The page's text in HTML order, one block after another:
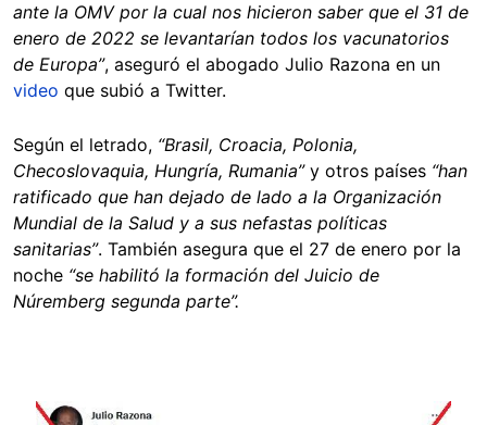
ante la OMV por la cual nos hicieron saber que el 31 de
enero de 2022 se levantarían todos los vacunatorios
de Europa”, aseguró el abogado Julio Razona en un
video que subió a Twitter.
Según el letrado, “Brasil, Croacia, Polonia,
Checoslovaquia, Hungría, Rumania”y otros países “han
ratificado que han dejado de lado a la Organización
Mundial de la Salud y a sus nefastas políticas
sanitarias”. También asegura que el 27 de enero por la
noche “se habilitó la formación del Juicio de
Núremberg segunda parte”.
Image